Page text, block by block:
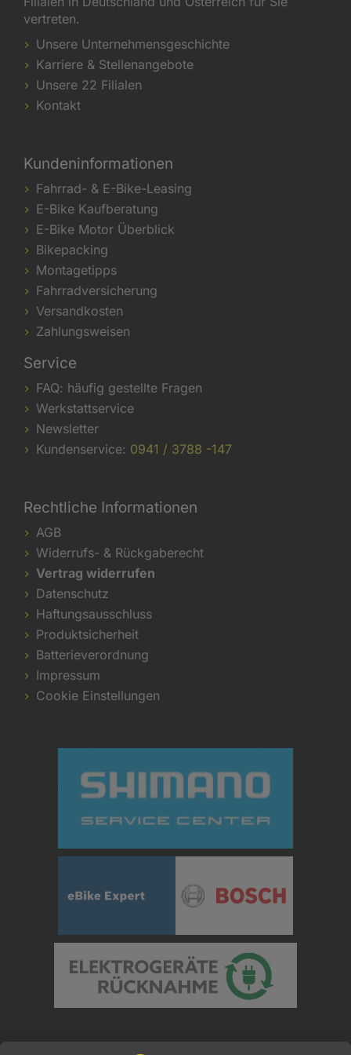
vertreten.
Unsere Unternehmensgeschichte
Karriere & Stellenangebote
Unsere 22 Filialen
Kontakt
Kundeninformationen
Fahrrad- & E-Bike-Leasing
E-Bike Kaufberatung
E-Bike Motor Überblick
Bikepacking
Montagetipps
Fahrradversicherung
Versandkosten
Zahlungsweisen
Service
FAQ: häufig gestellte Fragen
Werkstattservice
Newsletter
Kundenservice: 0941 / 3788 -147
Rechtliche Informationen
AGB
Widerrufs- & Rückgaberecht
Vertrag widerrufen
Datenschutz
Haftungsausschluss
Produktsicherheit
Batterieverordnung
Impressum
Cookie Einstellungen